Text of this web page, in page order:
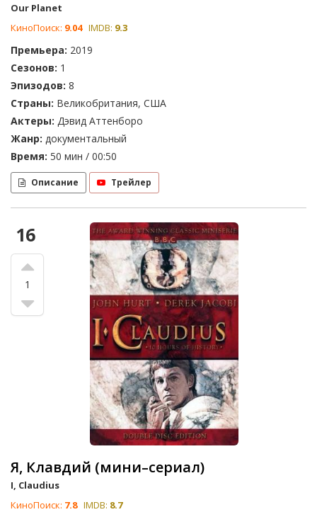
Our Planet
КиноПоиск: 9.04 IMDB: 9.3
Премьера: 2019
Сезонов: 1
Эпизодов: 8
Страны: Великобритания, США
Актеры: Дэвид Аттенборо
Жанр: документальный
Время: 50 мин / 00:50
Описание Трейлер
16
1
Я, Клавдий (мини–сериал)
I, Claudius
КиноПоиск: 7.8 IMDB: 8.7